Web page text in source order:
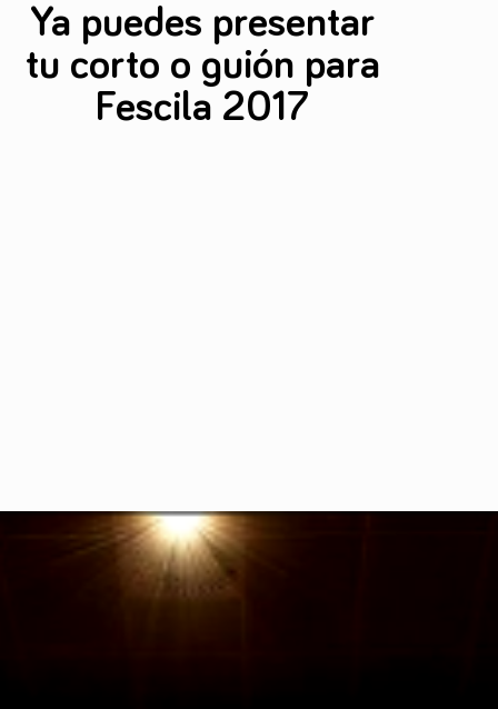
Ya puedes presentar
tu corto o guión para
Fescila 2017